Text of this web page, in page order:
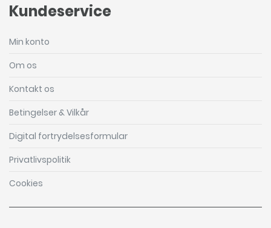
Kundeservice
Min konto
Om os
Kontakt os
Betingelser & Vilkår
Digital fortrydelsesformular
Privatlivspolitik
Cookies